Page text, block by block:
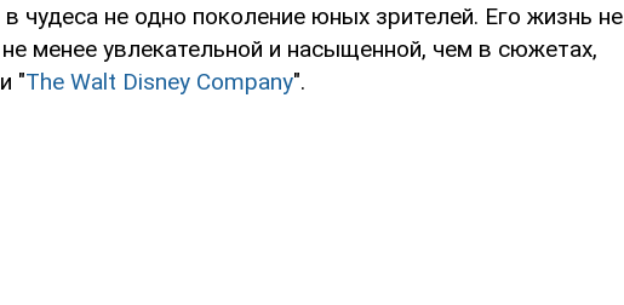
чудеса не одно поколение юных зрителей. Его жизнь не
менее увлекательной и насыщенной, чем в сюжетах,
"The Walt Disney Company".